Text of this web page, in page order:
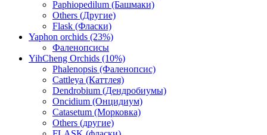
Paphiopedilum (Башмаки)
Others (Другие)
Flask (Фласки)
Yaphon orchids (23%)
Фаленопсисы
YihCheng Orchids (10%)
Phalenopsis (Фаленопсис)
Cattleya (Каттлея)
Dendrobium (Дендробиумы)
Oncidium (Онцидиум)
Catasetum (Морковка)
Others (другие)